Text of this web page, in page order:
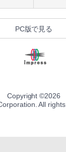
PC版で見る
Copyright ©2026
All